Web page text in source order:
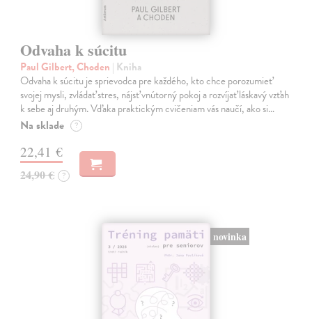
Odvaha k súcitu
Paul Gilbert, Choden | Kniha
Odvaha k súcitu je sprievodca pre každého, kto chce porozumieť
svojej mysli, zvládať stres, nájsť vnútorný pokoj a rozvíjať láskavý vzťah
k sebe aj druhým. Vďaka praktickým cvičeniam vás naučí, ako si…
Na sklade ?
22,41 €
24,90 € ?
novinka